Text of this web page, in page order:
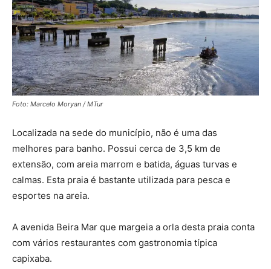
Foto: Marcelo Moryan / MTur
Localizada na sede do município, não é uma das
melhores para banho. Possui cerca de 3,5 km de
extensão, com areia marrom e batida, águas turvas e
calmas. Esta praia é bastante utilizada para pesca e
esportes na areia.
A avenida Beira Mar que margeia a orla desta praia conta
com vários restaurantes com gastronomia típica
capixaba.